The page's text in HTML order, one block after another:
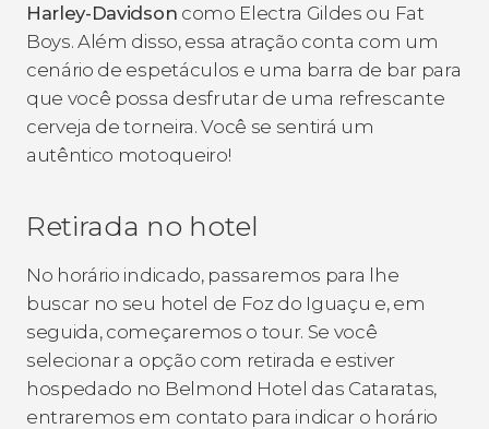
Harley-Davidson como Electra Gildes ou Fat
Boys. Além disso, essa atração conta com um
cenário de espetáculos e uma barra de bar para
que você possa desfrutar de uma refrescante
cerveja de torneira. Você se sentirá um
autêntico motoqueiro!
Retirada no hotel
No horário indicado, passaremos para lhe
buscar no seu hotel de Foz do Iguaçu e, em
seguida, começaremos o tour. Se você
selecionar a opção com retirada e estiver
hospedado no Belmond Hotel das Cataratas,
entraremos em contato para indicar o horário